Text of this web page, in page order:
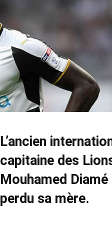
L’ancien
capitaine des
Mouhamed Diamé
perdu sa mère.